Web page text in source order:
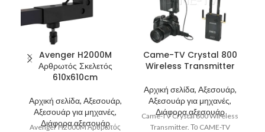
Avenger H2000M
Αρθρωτός Σκελετός
610x610cm
Αρχική σελίδα, Αξεσουάρ,
Αξεσουάρ για μηχανές,
Διάφορα αξεσουάρ
Avenger H2000M Αρθρωτός
Came-TV Crystal 800
Wireless Transmitter
Αρχική σελίδα, Αξεσουάρ,
Αξεσουάρ για μηχανές,
Διάφορα αξεσουάρ
Came-TV Crystal 800 Wireless
Transmitter. Το CAME-TV